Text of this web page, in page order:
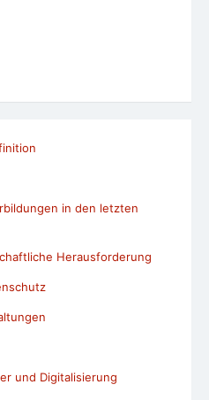
in den letzten
Herausforderung
und Digitalisierung